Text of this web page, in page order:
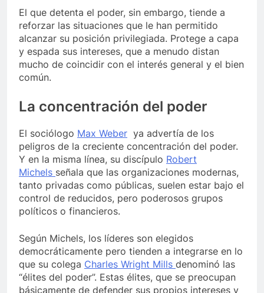
El que detenta el poder, sin embargo, tiende a
reforzar las situaciones que le han permitido
alcanzar su posición privilegiada. Protege a capa
y espada sus intereses, que a menudo distan
mucho de coincidir con el interés general y el bien
común.
La concentración del poder
El sociólogo Max Weber ya advertía de los
peligros de la creciente concentración del poder.
Y en la misma línea, su discípulo Robert
Michels señala que las organizaciones modernas,
tanto privadas como públicas, suelen estar bajo el
control de reducidos, pero poderosos grupos
políticos o financieros.
Según Michels, los líderes son elegidos
democráticamente pero tienden a integrarse en lo
que su colega Charles Wright Mills denominó las
“élites del poder”. Estas élites, que se preocupan
básicamente de defender sus propios intereses y